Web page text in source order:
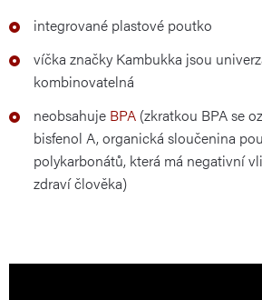
integrované plastové poutko
víčka značky Kambukka jsou
kombinovatelná
neobsahuje BPA (zkratkou BPA se
bisfenol A, organická sloučenina
polykarbonátů, která má negativní
zdraví člověka)